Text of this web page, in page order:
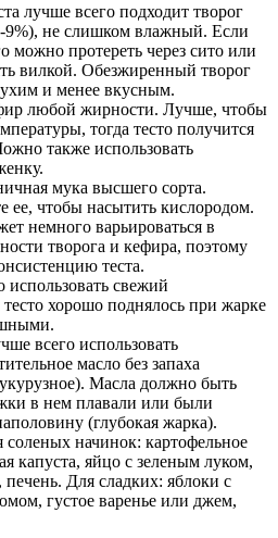
лучше всего подходит творог
9%), не слишком влажный. Если
можно протереть через сито или
вилкой. Обезжиренный творог
и менее вкусным.
любой жирности. Лучше, чтобы
тогда тесто получится
также использовать
мука высшего сорта.
ее, чтобы насытить кислородом.
немного варьироваться в
творога и кефира, поэтому
теста.
свежий
хорошо поднялось при жарке
всего использовать
масло без запаха
Масла должно быть
в нем плавали или были
(глубокая жарка).
начинок: картофельное
капуста, яйцо с зеленым луком,
Для сладких: яблоки с
густое варенье или джем,